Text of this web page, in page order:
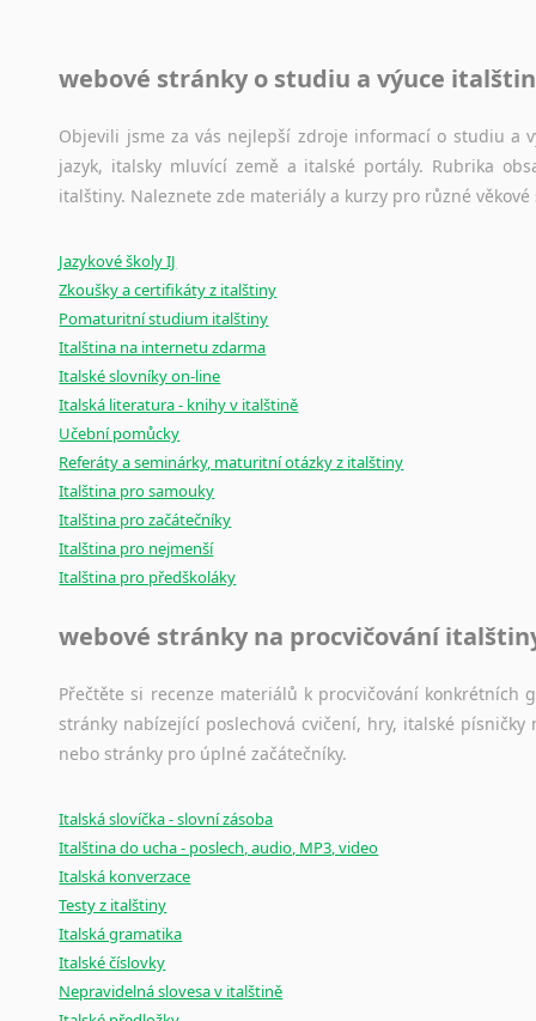
Jazykový korpus je elektronický soubor autentických
původního zdroje textu.
Ostatní pomůcky pro překladatele
poradny a pravidla
webové stránky o studiu a výuce
Objevili jsme za vás nejlepší zdroje informací o studiu a
jazyk, italsky mluvící země a italské portály. Rubrika
italštiny. Naleznete zde materiály a kurzy pro různé věkové
Jazykové školy IJ
Zkoušky a certifikáty z italštiny
Pomaturitní studium italštiny
Italština na internetu zdarma
Italské slovníky on-line
Italská literatura - knihy v italštině
Učební pomůcky
Referáty a seminárky, maturitní otázky z italštiny
Italština pro samouky
Italština pro začátečníky
Italština pro nejmenší
Italština pro předškoláky
webové stránky na procvičování
Přečtěte si recenze materiálů k procvičování
stránky nabízející poslechová cvičení, hry, italské
nebo stránky pro úplné začátečníky.
Italská slovíčka - slovní zásoba
Italština do ucha - poslech, audio, MP3, video
Italská konverzace
Testy z italštiny
Italská gramatika
Italské číslovky
Nepravidelná slovesa v italštině